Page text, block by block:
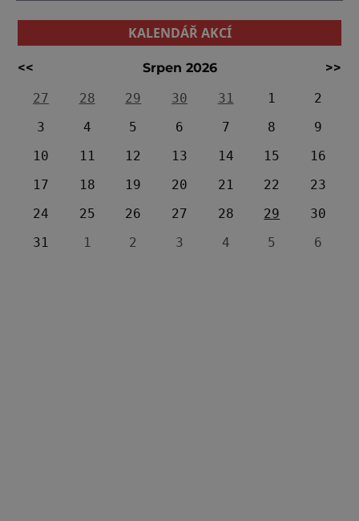
KALENDÁŘ AKCÍ
<< Srpen 2026
>>
27
28 29 30 31 1
2
3
4 5 6 7 8
9
10
11 12 13 14 15
16
17
18 19 20 21 22
23
24
25 26 27 28 29
30
31
1 2 3 4 5 6